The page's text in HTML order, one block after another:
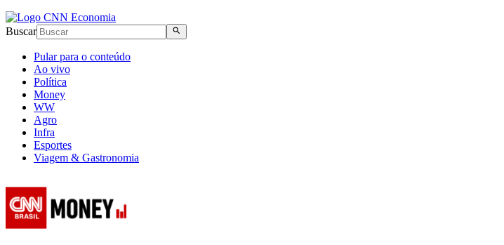
Buscar
Pular para o conteúdo
Ao vivo
Política
Money
WW
Agro
Infra
Esportes
Viagem & Gastronomia